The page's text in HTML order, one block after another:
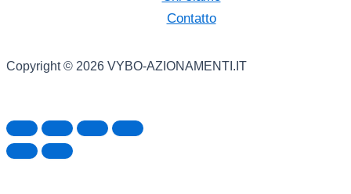
Contatto
Copyright © 2026 VYBO-AZIONAMENTI.IT